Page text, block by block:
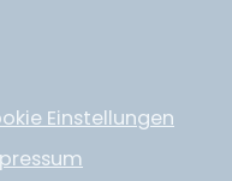
Einstellungen